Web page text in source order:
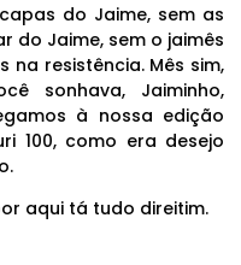
do Jaime, sem as
do Jaime, sem o jaimês
na resistência. Mês sim,
sonhava, Jaiminho,
à nossa edição
100, como era desejo
aqui tá tudo direitim.